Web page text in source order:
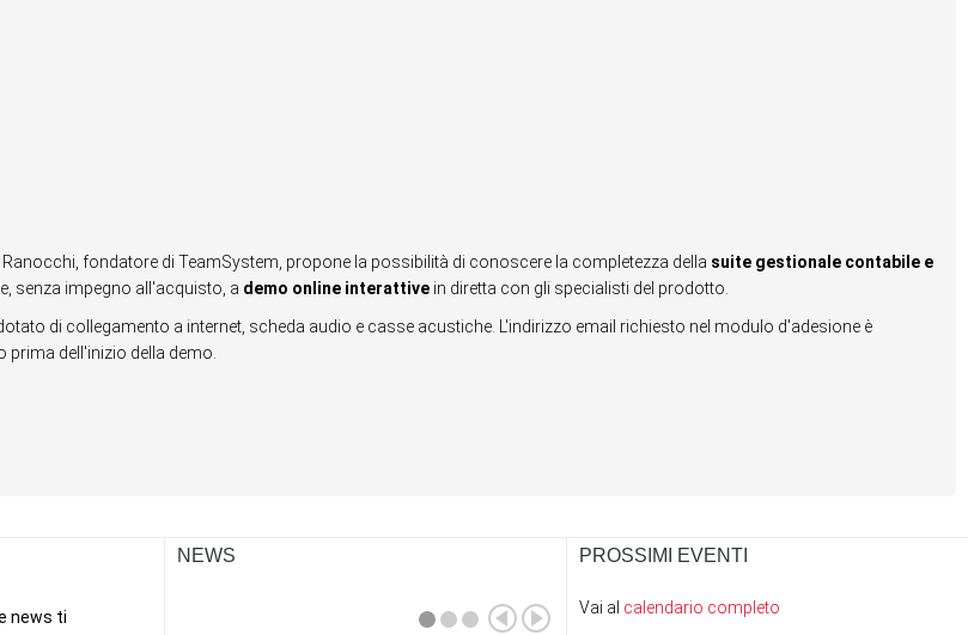
fondatore di TeamSystem, propone la possibilità di conoscere la completezza della suite gestionale contabile e
senza impegno all'acquisto, a demo online interattive in diretta con gli specialisti del prodotto.
di collegamento a internet, scheda audio e casse acustiche. L'indirizzo email richiesto nel modulo d'adesione è
dell'inizio della demo.
NEWS PROSSIMI EVENTI
Vai al calendario completo